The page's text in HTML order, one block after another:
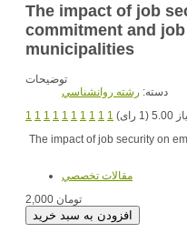
The impact of job
commitment and
municipalities
توضیحات
دسته: رشته روانشناسي
1 1 1 1 1 1 1 1 1 1
رای)
The impact of job security on
مقالات تخصصي
2,000 تومان